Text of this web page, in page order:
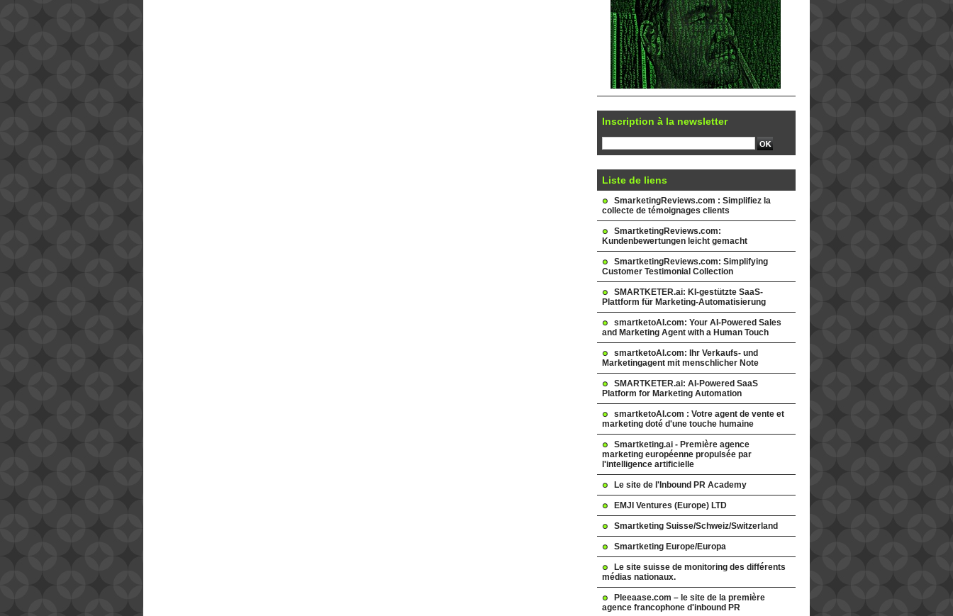
Inscription à la newsletter
Liste de liens
SmarketingReviews.com : Simplifiez la
collecte de témoignages clients
SmartketingReviews.com:
Kundenbewertungen leicht gemacht
SmartketingReviews.com: Simplifying
Customer Testimonial Collection
SMARTKETER.ai: KI-gestützte SaaS-
Plattform für Marketing-Automatisierung
smartketoAI.com: Your AI-Powered Sales
and Marketing Agent with a Human Touch
smartketoAI.com: Ihr Verkaufs- und
Marketingagent mit menschlicher Note
SMARTKETER.ai: AI-Powered SaaS
Platform for Marketing Automation
smartketoAI.com : Votre agent de vente et
marketing doté d'une touche humaine
Smartketing.ai - Première agence
marketing européenne propulsée par
l'intelligence artificielle
Le site de l'Inbound PR Academy
EMJI Ventures (Europe) LTD
Smartketing Suisse/Schweiz/Switzerland
Smartketing Europe/Europa
Le site suisse de monitoring des différents
médias nationaux.
Pleeaase.com – le site de la première
agence francophone d'inbound PR